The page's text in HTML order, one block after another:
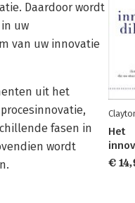
Daardoor wordt
uw
van uw innovatie
uit het
fasen in
wordt
Het
€